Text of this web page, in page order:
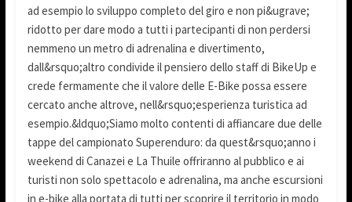
ad esempio lo sviluppo completo del giro e non pi&ugrave;
ridotto per dare modo a tutti i partecipanti di non perdersi
nemmeno un metro di adrenalina e divertimento,
dall&rsquo;altro condivide il pensiero dello staff di BikeUp e
crede fermamente che il valore delle E-Bike possa essere
cercato anche altrove, nell&rsquo;esperienza turistica ad
esempio.&ldquo;Siamo molto contenti di affiancare due delle
tappe del campionato Superenduro: da quest&rsquo;anno i
weekend di Canazei e La Thuile offriranno al pubblico e ai
turisti non solo spettacolo e adrenalina, ma anche escursioni
in e-bike alla portata di tutti per scoprire il territorio in modo